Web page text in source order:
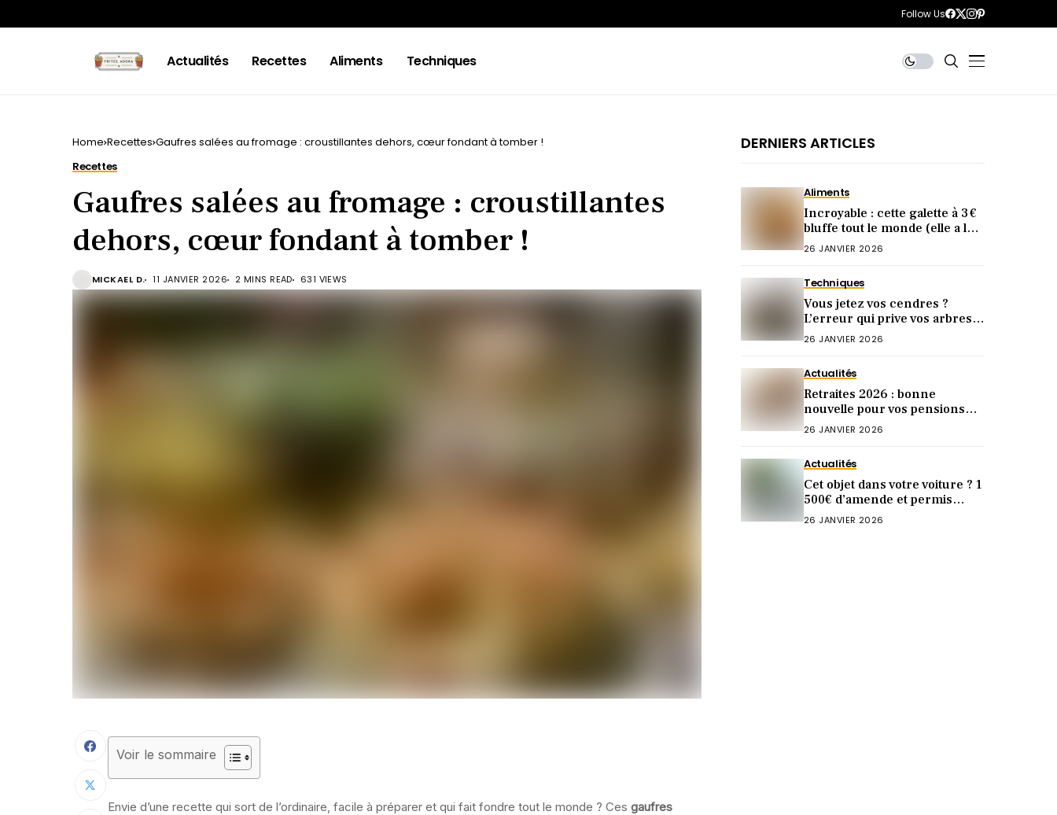
Follow Us
Actualités Recettes Aliments Techniques
Home Recettes Gaufres salées au fromage : croustillantes dehors, cœur fondant à tomber !
Recettes
Gaufres salées au fromage : croustillantes
dehors, cœur fondant à tomber !
MICKAEL D. 11 JANVIER 2026 2 MINS READ 631 VIEWS
Voir le sommaire
Envie d’une recette qui sort de l’ordinaire, facile à préparer et qui fait fondre tout le monde ? Ces gaufres
DERNIERS ARTICLES
Aliments
Incroyable : cette galette à 3 €
bluffe tout le monde (elle a le
goût d’une artisanale)
26 JANVIER 2026
Techniques
Vous jetez vos cendres ?
L’erreur qui prive vos arbres
de fruits abondants
26 JANVIER 2026
Actualités
Retraites 2026 : bonne
nouvelle pour vos pensions
(mais pas chez Agirc-Arrco)
26 JANVIER 2026
Actualités
Cet objet dans votre voiture ? 1
500€ d’amende et permis
annulé à vie !
26 JANVIER 2026